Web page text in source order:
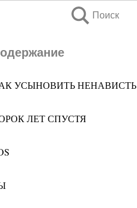
Поиск
УСЫНОВИТЬ НЕНАВИСТЬ
ЛЕТ СПУСТЯ